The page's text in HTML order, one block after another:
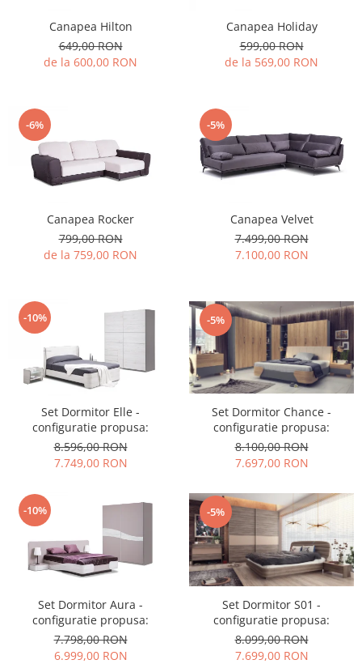
Canapea Hilton
649,00 RON
de la 600,00 RON
Canapea Holiday
599,00 RON
de la 569,00 RON
-6%
Canapea Rocker
799,00 RON
de la 759,00 RON
-5%
Canapea Velvet
7.499,00 RON
7.100,00 RON
-10%
Set Dormitor Elle -
configuratie propusa:
8.596,00 RON
7.749,00 RON
-5%
Set Dormitor Chance -
configuratie propusa:
8.100,00 RON
7.697,00 RON
-10%
Set Dormitor Aura -
configuratie propusa:
7.798,00 RON
6.999,00 RON
-5%
Set Dormitor S01 -
configuratie propusa:
8.099,00 RON
7.699,00 RON